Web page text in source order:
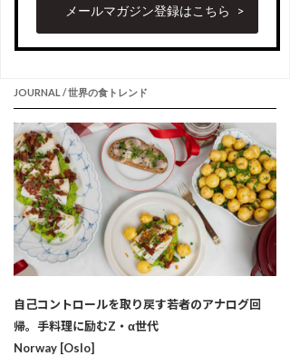
メールマガジン登録はこちら
JOURNAL / 世界の食トレンド
自己コントロールを取り戻す若者のアナログ回
帰。手料理に励むZ・α世代
Norway [Oslo]